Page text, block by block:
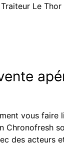
Le Thor
vous faire
Chronofresh
des acteurs